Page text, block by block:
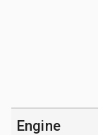
Engine